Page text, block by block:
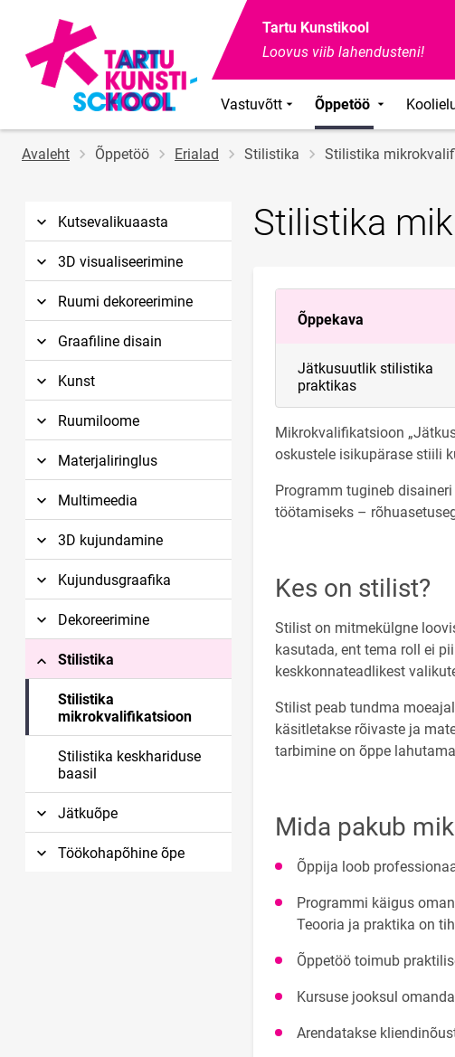
Tartu Kunstikool
Loovus viib lahendusteni!
Vastuvõtt Õppetöö
Jälglink
Avaleht Õppetöö Erialad Stilistika Stilistika
Kutsevalikuaasta
3D visualiseerimine
Ruumi dekoreerimine
Graafiline disain
Kunst
Ruumiloome
Materjaliringlus
Multimeedia
3D kujundamine
Kujundusgraafika
Dekoreerimine
Stilistika
Stilistika
mikrokvalifikatsioon
Stilistika keskhariduse
baasil
Jätkuõpe
Töökohapõhine õpe
Stilistika
Õppekava
Jätkusuutlik stilistika
praktikas
Mikrokvalifikatsioon
oskustele isikupärase stiili
Programm tugineb
töötamiseks –
Kes on stilist?
Stilist on mitmekülgne
kasutada, ent tema roll ei
keskkonnateadlikest
Stilist peab tundma
käsitletakse rõivaste ja
tarbimine on õppe
Mida pakub
Õppija loob
Programmi käigus
Teooria ja praktika on
Õppetöö toimub
Kursuse jooksul
Arendatakse